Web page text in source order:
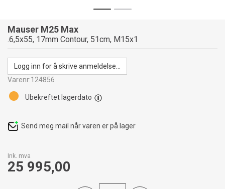
Mauser M25 Max
.6,5x55, 17mm Contour, 51cm, M15x1
Logg inn for å skrive anmeldelse...
Varenr:124856
Ink. mva
25 995,00
Ubekreftet lagerdato
Send meg mail når varen er på lager